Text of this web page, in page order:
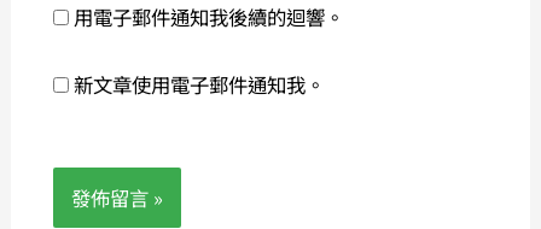
用電子郵件通知我後續的迴響。
新文章使用電子郵件通知我。